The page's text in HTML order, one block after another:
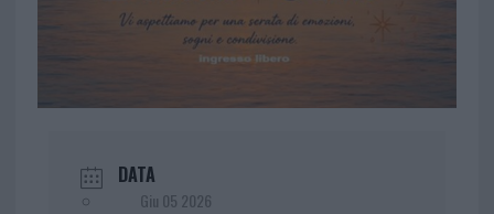
DATA
Giu 05 2026